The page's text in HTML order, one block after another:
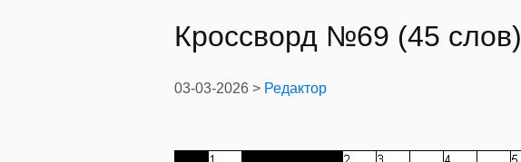
Кроссворд №69 (45 слов)
03-03-2026 > Редактор